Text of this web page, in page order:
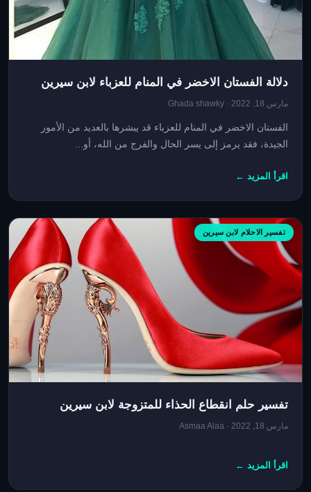
دلالة الفستان الاخضر في المنام للعزباء لابن سيرين
مارس 18, 2022 · Ghada shawky
الفستان الاخضر في المنام للعزباء قد يبشرها بالعديد من الأمور
الجيدة، فقد يرمز إلى يسر الحال والفرج من الله، أو...
اقرأ المزيد ←
تفسير الاحلام لابن سيرين
تفسير حلم انقطاع الحذاء للمتزوجة لابن سيرين
مارس 18, 2022 · Asmaa Alaa
اقرأ المزيد ←